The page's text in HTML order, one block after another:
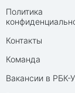
Политика
Контакты
Команда
Вакансии в РБК-